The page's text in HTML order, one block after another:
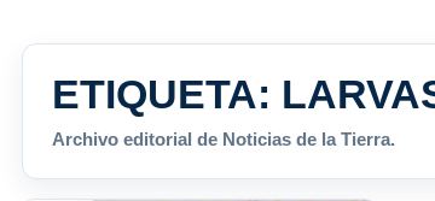
ETIQUETA:
Archivo editorial de Noticias de la Tierra.